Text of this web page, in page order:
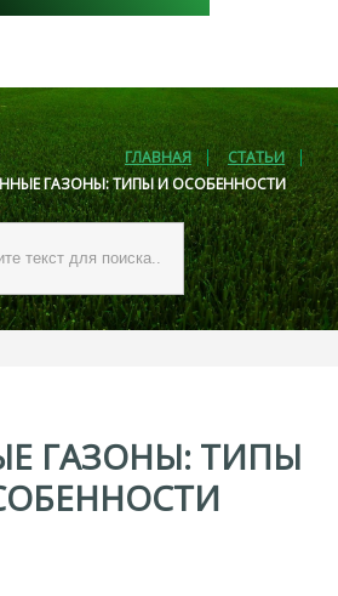
ГЛАВНАЯ
СТАТЬИ
ГАЗОНЫ: ТИПЫ И ОСОБЕННОСТИ
Искать...
ГАЗОНЫ: ТИПЫ